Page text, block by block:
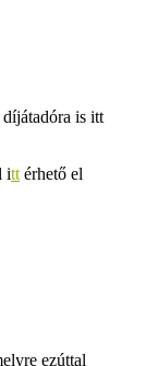
is itt
itt érhető el
ezúttal